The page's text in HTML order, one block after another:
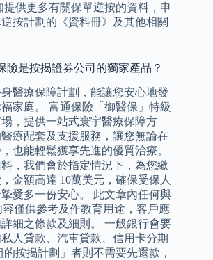
提供更多有關保單逆按的資料，申
按計劃的《資料冊》及其他相關
險是按揭證券公司的獨家產品？
醫療保障計劃，能讓您安心地發
家庭。 富通保險「御醫保」特級
，提供一站式寰宇醫療保障方
療配套及支援服務，讓您無論在
也能輕鬆獲享先進的優質治療。
，我們會於指定情況下，為您繳
金額高達 10萬美元，確保受保人
愛多一份安心。 此文章內任何與
僅供參考及作教育用途，客戶應
細之條款及細則。 一般銀行會要
人貸款、汽車貸款、信用卡分期
按揭計劃」者則不需要先還款，